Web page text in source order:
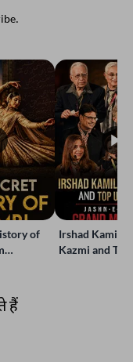
of
Irshad Kamil,
Kazmi and
हैं